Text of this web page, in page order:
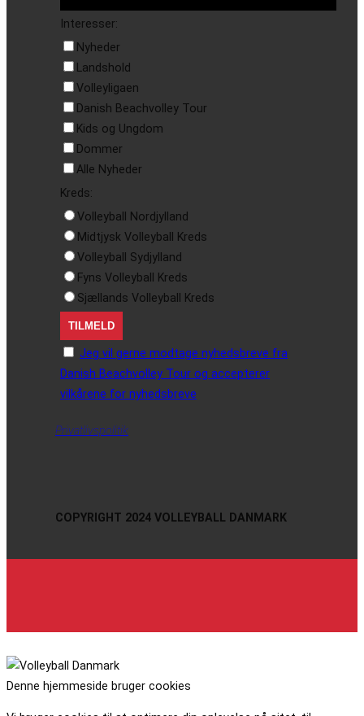
Interesser:
Nyheder
Landshold
Volleyligaen
Danish Beachvolley Tour
Kids og Ungdom
Dommer
Alle Nyheder
Kreds:
Volleyball Nordjylland
Midtjysk Volleyball Kreds
Volleyball Sydjylland
Fyns Volleyball Kreds
Sjællands Volleyball Kreds
Jeg vil gerne modtage nyhedsbreve fra
Danish Beachvolley Tour og accepterer
vilkårene for nyhedsbreve
Privatlivspolitik
COPYRIGHT 2024 VOLLEYBALL DANMARK
Denne hjemmeside bruger cookies